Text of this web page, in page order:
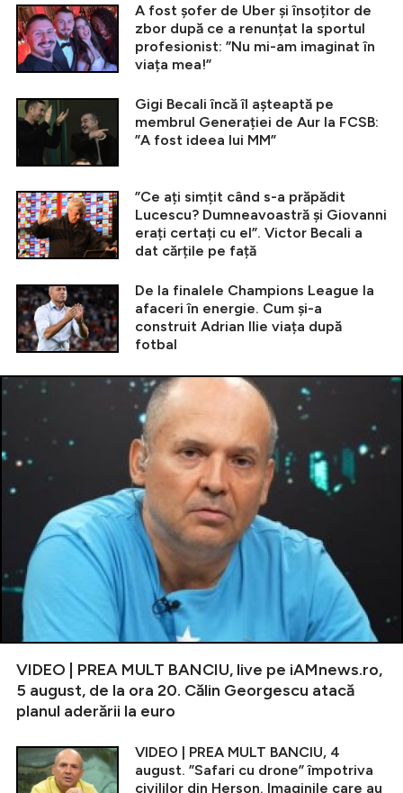
A fost șofer de Uber și însoțitor de
zbor după ce a renunțat la sportul
profesionist: ”Nu mi-am imaginat în
viața mea!”
Gigi Becali încă îl așteaptă pe
membrul Generației de Aur la FCSB:
”A fost ideea lui MM”
”Ce ați simțit când s-a prăpădit
Lucescu? Dumneavoastră și Giovanni
erați certați cu el”. Victor Becali a
dat cărțile pe față
De la finalele Champions League la
afaceri în energie. Cum și-a
construit Adrian Ilie viața după
fotbal
VIDEO | PREA MULT BANCIU, live pe iAMnews.ro,
5 august, de la ora 20. Călin Georgescu atacă
planul aderării la euro
VIDEO | PREA MULT BANCIU, 4
august. ”Safari cu drone” împotriva
civililor din Herson. Imaginile care au